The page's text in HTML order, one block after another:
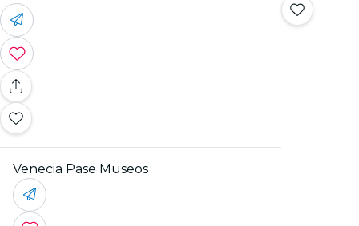
Venecia Pase Museos